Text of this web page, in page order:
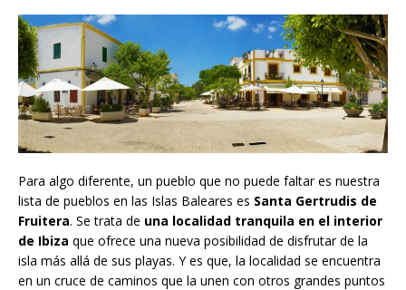
Para algo diferente, un pueblo que no puede faltar es nuestra
lista de pueblos en las Islas Baleares es Santa Gertrudis de
Fruitera. Se trata de una localidad tranquila en el interior
de Ibiza que ofrece una nueva posibilidad de disfrutar de la
isla más allá de sus playas. Y es que, la localidad se encuentra
en un cruce de caminos que la unen con otros grandes puntos